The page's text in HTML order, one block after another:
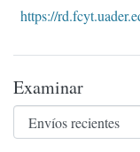
https://
Examinar